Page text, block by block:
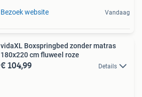
Bezoek website Vandaag
vidaXL Boxspringbed zonder matras
180x220 cm fluweel roze
€ 104,99 Details